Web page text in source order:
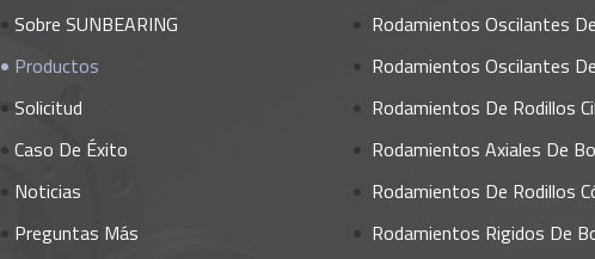
Sobre SUNBEARING
Productos
Solicitud
Caso De Éxito
Noticias
Preguntas Más
Rodamientos Oscilantes De
Rodamientos Oscilantes De
Rodamientos De Rodillos
Rodamientos Axiales De
Rodamientos De Rodillos
Rodamientos Rigidos De